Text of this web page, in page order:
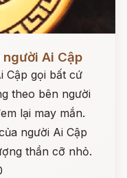
Ai Cập
Cập gọi bất cứ
theo bên người
lại may mắn.
người Ai Cập
thần cỡ nhỏ.